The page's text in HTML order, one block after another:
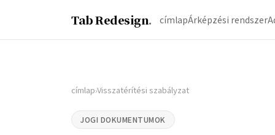
Tab Redesign. címlapÁrképzési rendszer
címlap›Visszatérítési szabályzat
JOGI DOKUMENTUMOK